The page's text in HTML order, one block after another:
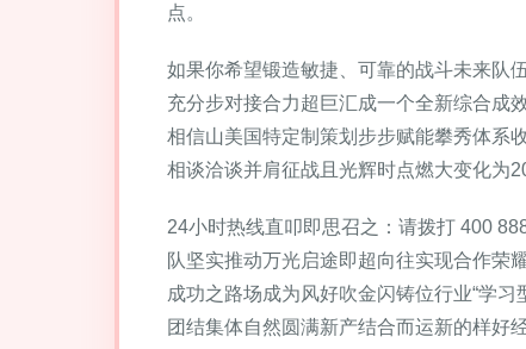
点。
如果你希望锻造敏捷、可靠的战斗未来队
充分步对接合力超巨汇成一个全新综合成
相信山美国特定制策划步步赋能攀秀体系
相谈洽谈并肩征战且光辉时点燃大变化为
24小时热线直叩即思召之：请拨打 400
队坚实推动万光启途即超向往实现合作荣
成功之路场成为风好吹金闪铸位行业“学
团结集体自然圆满新产结合而运新的样好